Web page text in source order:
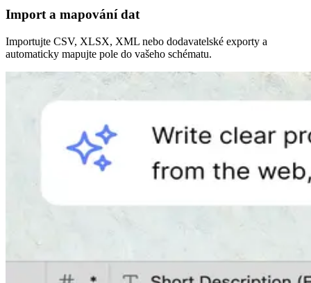
Import a mapování dat
Importujte CSV, XLSX, XML nebo dodavatelské exporty a
automaticky mapujte pole do vašeho schématu.